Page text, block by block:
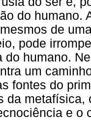
do humano.
de
pode
do humano.
um
fontes do
da
e o